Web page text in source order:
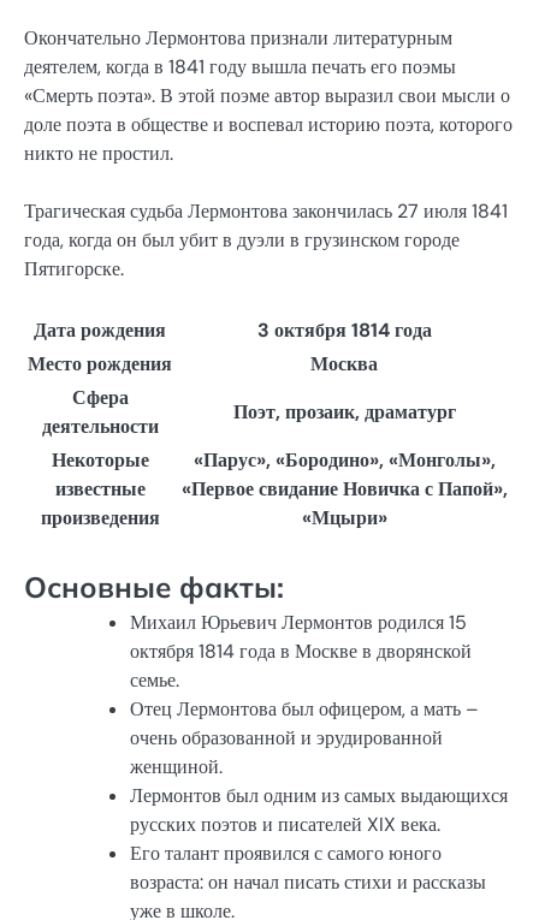
Окончательно Лермонтова признали литературным
деятелем, когда в 1841 году вышла печать его поэмы
«Смерть поэта». В этой поэме автор выразил свои мысли о
доле поэта в обществе и воспевал историю поэта, которого
никто не простил.
Трагическая судьба Лермонтова закончилась 27 июля 1841
года, когда он был убит в дуэли в грузинском городе
Пятигорске.
Дата рождения
3 октября 1814 года
Место рождения
Москва
Сфера
деятельности
Поэт, прозаик, драматург
Некоторые
известные
произведения
«Парус», «Бородино», «Монголы»,
«Первое свидание Новичка с Папой»,
«Мцыри»
Основные факты:
Михаил Юрьевич Лермонтов родился 15
октября 1814 года в Москве в дворянской
семье.
Отец Лермонтова был офицером, а мать –
очень образованной и эрудированной
женщиной.
Лермонтов был одним из самых выдающихся
русских поэтов и писателей XIX века.
Его талант проявился с самого юного
возраста: он начал писать стихи и рассказы
уже в школе.